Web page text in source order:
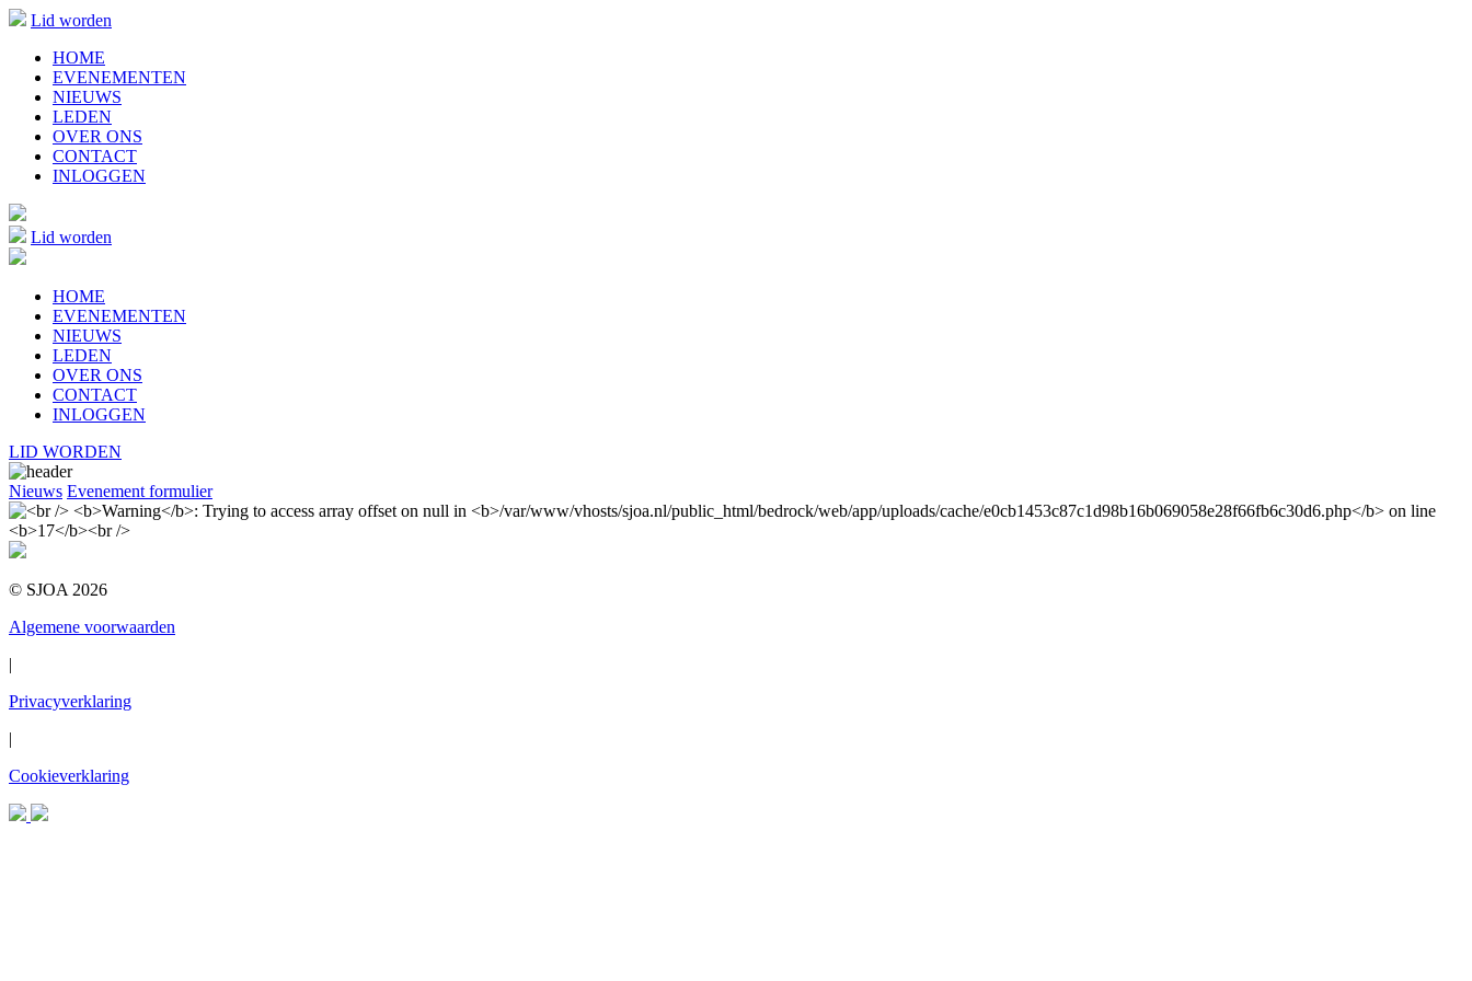
Lid worden
HOME
EVENEMENTEN
NIEUWS
LEDEN
OVER ONS
CONTACT
INLOGGEN
Lid worden
HOME
EVENEMENTEN
NIEUWS
LEDEN
OVER ONS
CONTACT
INLOGGEN
LID WORDEN
Nieuws Evenement formulier
© SJOA 2026
Algemene voorwaarden
|
Privacyverklaring
|
Cookieverklaring